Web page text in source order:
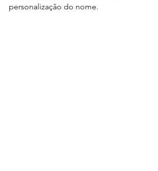
personalização do nome.